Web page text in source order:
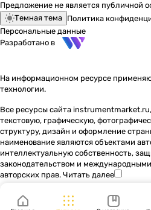
Предложение не является публичной
Темная тема Политика
Персональные данные
Разработано в
На информационном ресурсе
технологии.
Все ресурсы сайта
текстовую, графическую,
структуру, дизайн и оформление
наименование являются объектами
интеллектуальную собственность,
законодательством и
авторских прав. Читать далее